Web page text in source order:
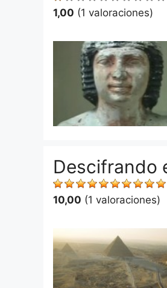
1,00 (1 valoraciones)
Descifrando
10,00 (1 valoraciones)